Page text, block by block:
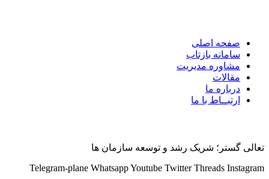
صفحه اصلی
سامانه بازتاب
مشاوره مدیریت
مقالات
درباره ما
ارتبــاط با ما
تعالی گستر؛ شریک رشد و توسعه سازمان ها
Telegram-plane WhatsappYoutube Twitter Threads Instagram